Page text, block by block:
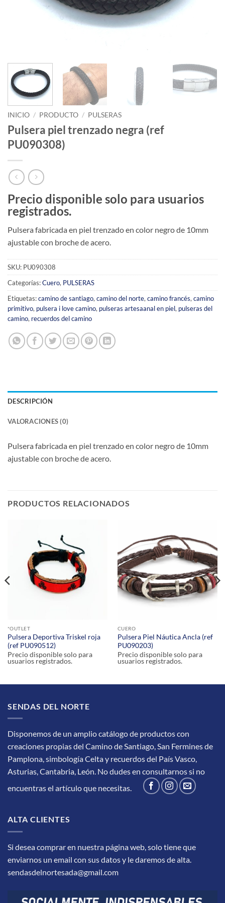
INICIO / PRODUCTO / PULSERAS
Pulsera piel trenzado negra (ref
PU090308)
Precio disponible solo para usuarios
registrados.
Pulsera fabricada en piel trenzado en color negro de 10mm
ajustable con broche de acero.
SKU: PU090308
Categorías:Cuero, PULSERAS
Etiquetas:camino de santiago, camino del norte, camino francés, camino
primitivo, pulsera i love camino, pulseras artesaanal en piel, pulseras del
camino, recuerdos del camino
DESCRIPCIÓN
VALORACIONES (0)
Pulsera fabricada en piel trenzado en color negro de 10mm
ajustable con broche de acero.
PRODUCTOS RELACIONADOS
*OUTLET
Pulsera Deportiva Triskel roja
(ref PU090512)
Precio disponible solo para
usuarios registrados.
CUERO
Pulsera Piel Náutica Ancla (ref
PU090203)
Precio disponible solo para
usuarios registrados.
SENDAS DEL NORTE
Disponemos de un amplio catálogo de productos con
creaciones propias del Camino de Santiago, San Fermines de
Pamplona, simbología Celta y recuerdos del País Vasco,
Asturias, Cantabria, León. No dudes en consultarnos si no
encuentras el artículo que necesitas.
ALTA CLIENTES
Si desea comprar en nuestra página web, solo tiene que
enviarnos un email con sus datos y le daremos de alta.
sendasdelnortesada@gmail.com